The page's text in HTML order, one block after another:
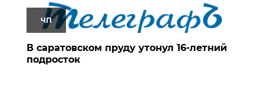
ЧП
В саратовском пруду утонул 16-летний
подросток